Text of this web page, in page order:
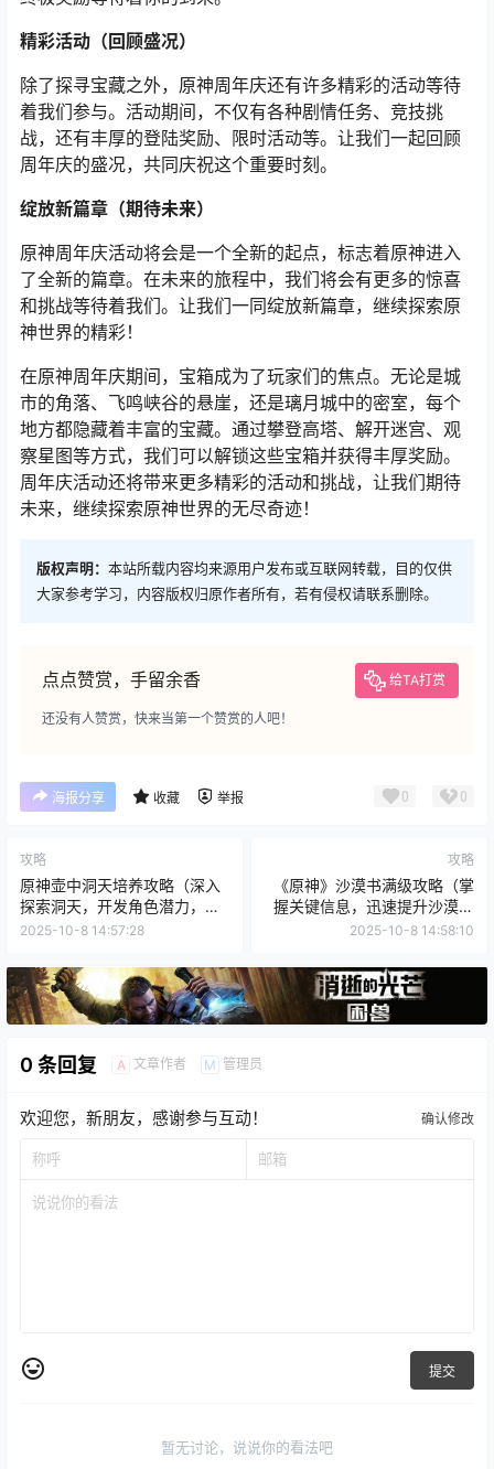
精彩活动（回顾盛况）
除了探寻宝藏之外，原神周年庆还有许多精彩的活动等待
着我们参与。活动期间，不仅有各种剧情任务、竞技挑
战，还有丰厚的登陆奖励、限时活动等。让我们一起回顾
周年庆的盛况，共同庆祝这个重要时刻。
绽放新篇章（期待未来）
原神周年庆活动将会是一个全新的起点，标志着原神进入
了全新的篇章。在未来的旅程中，我们将会有更多的惊喜
和挑战等待着我们。让我们一同绽放新篇章，继续探索原
神世界的精彩！
在原神周年庆期间，宝箱成为了玩家们的焦点。无论是城
市的角落、飞鸣峡谷的悬崖，还是璃月城中的密室，每个
地方都隐藏着丰富的宝藏。通过攀登高塔、解开迷宫、观
察星图等方式，我们可以解锁这些宝箱并获得丰厚奖励。
周年庆活动还将带来更多精彩的活动和挑战，让我们期待
未来，继续探索原神世界的无尽奇迹！
版权声明： 本站所载内容均来源用户发布或互联网转载，目的仅供
大家参考学习，内容版权归原作者所有，若有侵权请联系删除。
点点赞赏，手留余香 给TA打赏
还没有人赞赏，快来当第一个赞赏的人吧！
海报分享 收藏 举报 0 0
攻略
原神壶中洞天培养攻略（深入
探索洞天，开发角色潜力，优
化战斗实力）
2025-10-8 14:57:28
攻略
《原神》沙漠书满级攻略（掌
握关键信息，迅速提升沙漠书
等级的秘诀）
2025-10-8 14:58:10
0 条回复 A 文章作者 M 管理员
欢迎您，新朋友，感谢参与互动！ 确认修改
提交
暂无讨论，说说你的看法吧